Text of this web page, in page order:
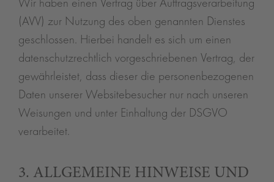
(AVV) zur Nutzung des oben genannten Dienstes
geschlossen. Hierbei handelt es sich um einen
datenschutzrechtlich vorgeschriebenen Vertrag, der
gewährleistet, dass dieser die personenbezogenen
Daten unserer Websitebesucher nur nach unseren
Weisungen und unter Einhaltung der DSGVO
verarbeitet.
3. ALLGEMEINE HINWEISE UND